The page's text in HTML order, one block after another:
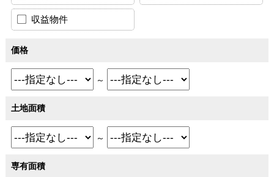
収益物件
価格
～
土地面積
～
専有面積